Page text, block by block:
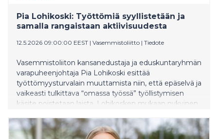
Pia Lohikoski: Työttömiä syyllistetään ja
samalla rangaistaan aktiivisuudesta
12.5.2026 09:00:00 EEST | Vasemmistoliitto | Tiedote
Vasemmistoliiton kansanedustaja ja eduskuntaryhmän
varapuheenjohtaja Pia Lohikoski esittää
työttömyysturvalain muuttamista niin, että epäselvä ja
vaikeasti tulkittava “omassa työssä” työllistymisen
käsite poistetaan laista. Lohikosken mukaan nykyinen
kohtuuttomien tulkintojen armoille. Lohikoski järjestää
aiheesta keskustelutilaisuuden huomenna